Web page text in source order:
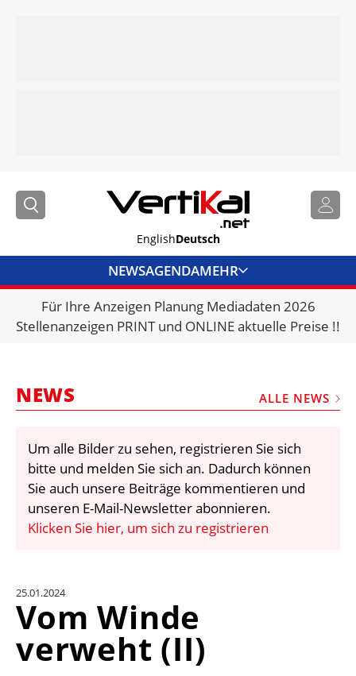
EnglishDeutsch
NEWSAGENDAMEHR
BRANCHENLINKS
VERMIETER
VIDEOS
BIBLIOTHEK
KRAN & BÜHNE
EINHEITENKONVERTER
KONTAKT
Für Ihre Anzeigen Planung Mediadaten 2026
Stellenanzeigen PRINT und ONLINE aktuelle Preise !!
NEWS ALLE NEWS
Um alle Bilder zu sehen, registrieren Sie sich
bitte und melden Sie sich an. Dadurch können
Sie auch unsere Beiträge kommentieren und
unseren E-Mail-Newsletter abonnieren.
Klicken Sie hier, um sich zu registrieren
25.01.2024
Vom Winde
verweht (II)